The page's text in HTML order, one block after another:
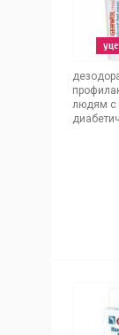
людям с